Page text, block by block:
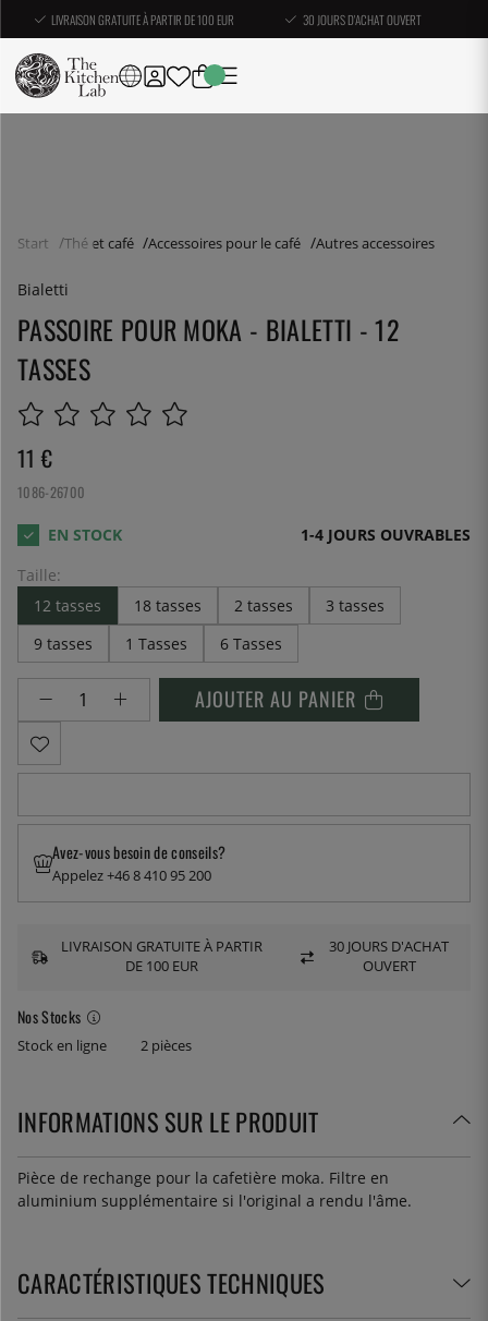
LIVRAISON GRATUITE À PARTIR DE 100 EUR 30 JOURS D'ACHAT OUVERT
Start Thé et café Accessoires pour le café Autres accessoires
Bialetti
PASSOIRE POUR MOKA - BIALETTI - 12
TASSES
11 €
1086-26700
1-4 JOURS OUVRABLES
Taille:
12 tasses
18 tasses 2 tasses
3 tasses
9 tasses
1 Tasses 6 Tasses
AJOUTER AU PANIER
Nos Stocks
Stock en ligne 2 pièces
Avez-vous besoin de conseils?
Appelez +46 8 410 95 200
LIVRAISON GRATUITE À PARTIR
DE 100 EUR
30 JOURS D'ACHAT
OUVERT
INFORMATIONS SUR LE PRODUIT
Pièce de rechange pour la cafetière moka. Filtre en
aluminium supplémentaire si l'original a rendu l'âme.
CARACTÉRISTIQUES TECHNIQUES